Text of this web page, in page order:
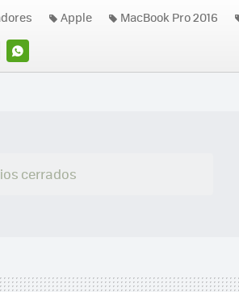
WHATSAPP
Apple MacBook Pro 2016
cerrados